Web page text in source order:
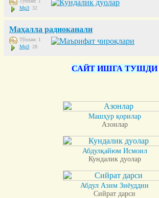
Mp3: 32
Маҳалла радиоканали
Тўплам: 1
Mp3: 28
САЙТ ИШГА ТУШДИ
Машҳур қорилар
Азонлар
Абдулқайюм Исмоил
Кундалик дуолар
Абдул Азим Зиёуддин
Сийрат дарси